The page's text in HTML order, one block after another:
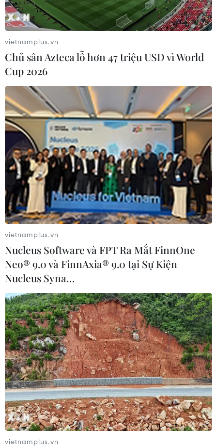
Thanh Hóa: Tạm giam đối tượng căng dây
điện bẫy chuột làm chết 2 người
13/03/2023 14:02
Tối 9/3, hai nam thanh niên trong lúc đi đánh bắt cá
bằng kích điện ở thôn Phượng Đoài đã vô tình vướng
phải dây điện do Nguyễn Văn Tình giăng dùng để
chống chuột nên bị điện giật tử vong.
Bình Dương: Ba người trong một gia đình
tử vong nghi do điện giật
04/04/2023 14:52
Khoảng 18 giờ 30 phút ngày 4/4, do trời mưa, dông lốc
lớn khiến cây đổ đè lên đường dây điện 3 pha làm
những dây điện bị đứt khiến 3 người trong một gia đình
bị điện giật tử vong.
vietnamplus.vn
Chủ sân Azteca lỗ hơn 47 triệu USD vì World
Cup 2026
vietnamplus.vn
Nucleus Software và FPT Ra Mắt FinnOne
Neo® 9.0 và FinnAxia® 9.0 tại Sự Kiện
Nucleus Syna…
vietnamplus.vn